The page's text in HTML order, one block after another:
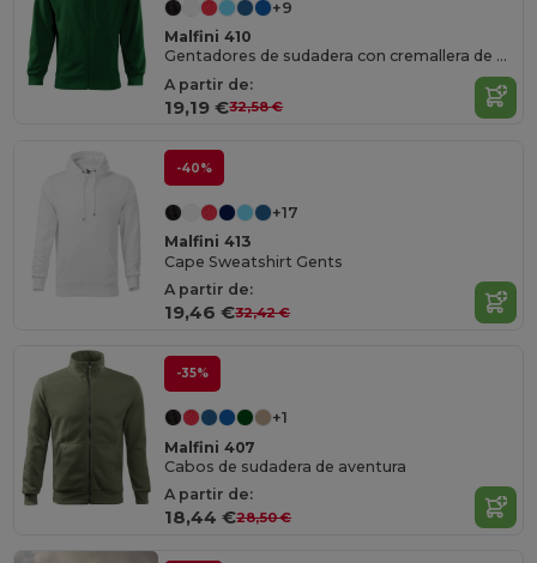
+9
Malfini 410
Gentadores de sudadera con cremallera de moda
A partir de:
19,19 €32,58 €
-40%
+17
Malfini 413
Cape Sweatshirt Gents
A partir de:
19,46 €32,42 €
-35%
+1
Malfini 407
Cabos de sudadera de aventura
A partir de:
18,44 €28,50 €